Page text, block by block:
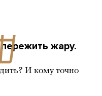
жару.
И кому точно